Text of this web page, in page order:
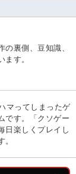
の裏側、豆知識、
ます。
マってしまったゲ
です。「クソゲー
日楽しくプレイし